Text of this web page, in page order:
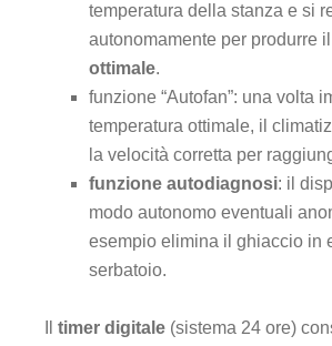
temperatura della stanza e si
autonomamente per produrre il
ottimale.
funzione “Autofan”: una volta
temperatura ottimale, il
la velocità corretta per
funzione autodiagnosi: il
modo autonomo eventuali
esempio elimina il ghiaccio in
serbatoio.
timer digitale (sistema 24 ore)